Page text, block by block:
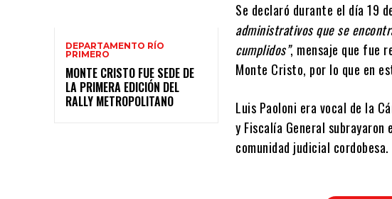
DEPARTAMENTO RÍO
PRIMERO
MONTE CRISTO FUE SEDE DE
LA PRIMERA EDICIÓN DEL
RALLY METROPOLITANO
Se declaró durante el día 19
administrativos que se
cumplidos”, mensaje que fue
Monte Cristo, por lo que en
Luis Paoloni era vocal de la
y Fiscalía General subrayaron
comunidad judicial cordobesa.